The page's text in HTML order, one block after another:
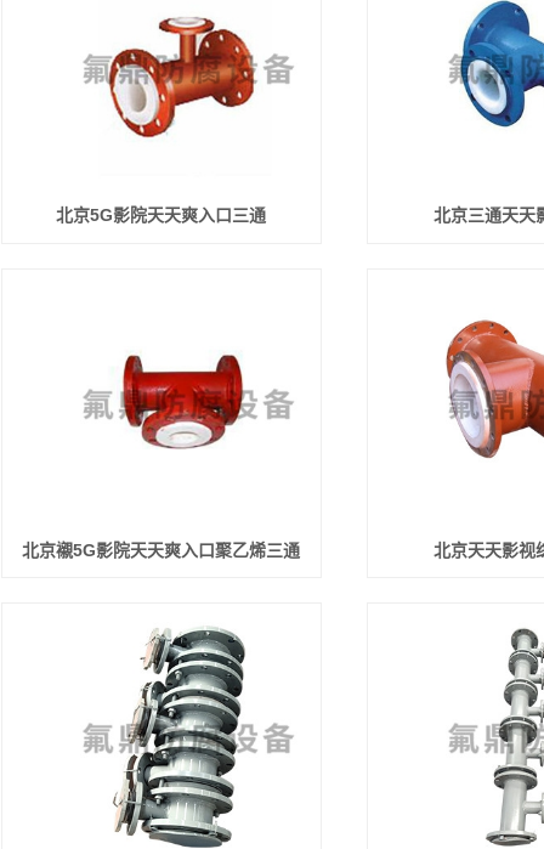
北京5G影院天天爽入口三通 北京三通天天
北京襯5G影院天天爽入口聚乙烯三通 北京天天影视